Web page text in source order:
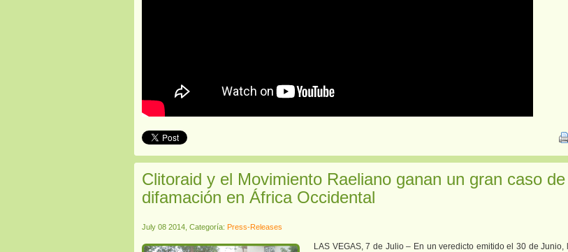
Clitoraid y el Movimiento Raeliano ganan un gran caso de
difamación en África Occidental
July 08 2014, Categoría: Press-Releases
LAS VEGAS, 7 de Julio – En un veredicto emitido el 30 de Junio,